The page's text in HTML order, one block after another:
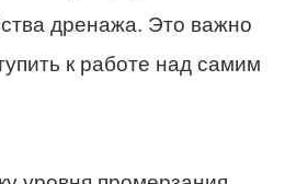
дренажа. Это важно
к работе над самим